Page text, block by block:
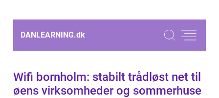
DANLEARNING.dk
Wifi bornholm: stabilt trådløst net til
øens virksomheder og sommerhuse